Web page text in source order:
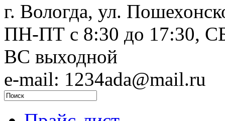
г. Вологда, ул.
ПН-ПТ c 8:30 до 17:30,
ВС выходной
e-mail: 1234ada@mail.ru